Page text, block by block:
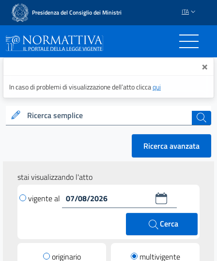
Presidenza del Consiglio dei Ministri ITA
Normattiva - Il portale ×
In caso di problemi di visualizzazione dell’atto cliccaqui
Ricerca semplice cerca
Ricerca avanzata
stai visualizzando l'atto
vigente al
Cerca
originario multivigente